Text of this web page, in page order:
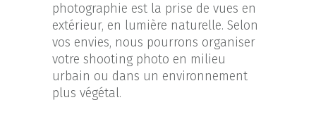
photographie est la prise de vues en
extérieur, en lumière naturelle. Selon
vos envies, nous pourrons organiser
votre shooting photo en milieu
urbain ou dans un environnement
plus végétal.